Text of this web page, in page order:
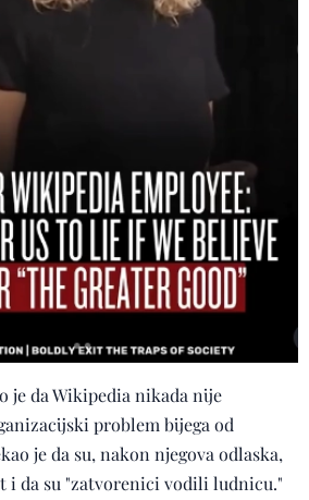
je da Wikipedia nikada nije
problem bijega od
je da su, nakon njegova odlaska,
i da su "zatvorenici vodili ludnicu."